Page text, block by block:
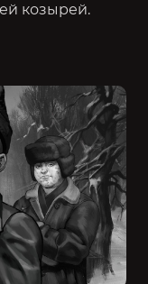
козырей.